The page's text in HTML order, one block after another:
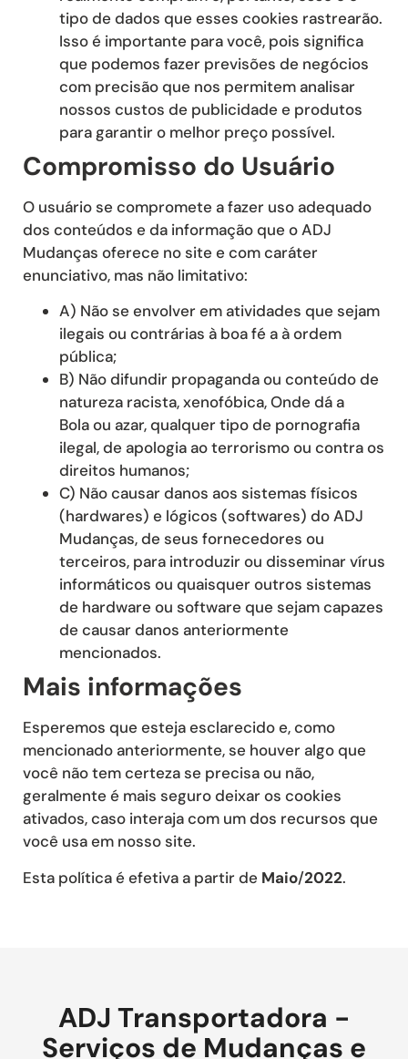
tipo de dados que esses cookies rastrearão.
Isso é importante para você, pois significa
que podemos fazer previsões de negócios
com precisão que nos permitem analisar
nossos custos de publicidade e produtos
para garantir o melhor preço possível.
Compromisso do Usuário
O usuário se compromete a fazer uso adequado
dos conteúdos e da informação que o ADJ
Mudanças oferece no site e com caráter
enunciativo, mas não limitativo:
A) Não se envolver em atividades que sejam
ilegais ou contrárias à boa fé a à ordem
pública;
B) Não difundir propaganda ou conteúdo de
natureza racista, xenofóbica, Onde dá a
Bola ou azar, qualquer tipo de pornografia
ilegal, de apologia ao terrorismo ou contra os
direitos humanos;
C) Não causar danos aos sistemas físicos
(hardwares) e lógicos (softwares) do ADJ
Mudanças, de seus fornecedores ou
terceiros, para introduzir ou disseminar vírus
informáticos ou quaisquer outros sistemas
de hardware ou software que sejam capazes
de causar danos anteriormente
mencionados.
Mais informações
Esperemos que esteja esclarecido e, como
mencionado anteriormente, se houver algo que
você não tem certeza se precisa ou não,
geralmente é mais seguro deixar os cookies
ativados, caso interaja com um dos recursos que
você usa em nosso site.
Esta política é efetiva a partir de Maio/2022.
ADJ Transportadora -
Serviços de Mudanças e